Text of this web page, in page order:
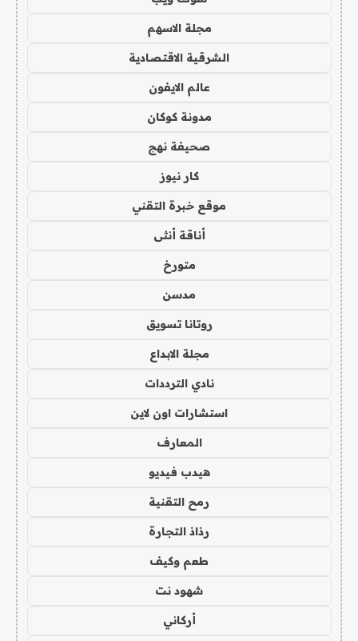
مجلة الاسهم
الشرقية الاقتصادية
عالم الايفون
مدونة كوكان
صحيفة نهج
كار نيوز
موقع خبرة التقني
أناقة أنثى
متورخ
مدسن
روتانا تسويق
مجلة الابداع
نادي الترددات
استشارات اون لاين
المعارف
هيدب فيديو
رمح التقنية
رذاذ التجارة
طعم وكيف
شهود نت
أركاني